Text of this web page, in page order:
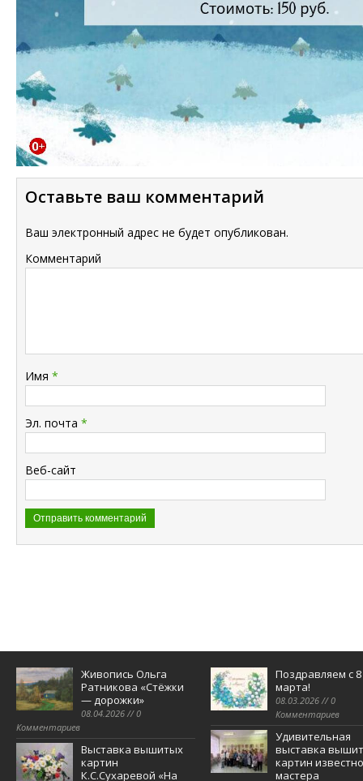
Оставьте ваш комментарий
Ваш электронный адрес не будет опубликован.
Комментарий
Имя *
Эл. почта *
Веб-сайт
Живопись Ольга
Ратникова «Стёжки
— дорожки»
08.04.2026 // 0
Комментариев
Выставка вышитых
картин
К.С.Сухаревой «На
Поздравляем с 8
марта!
08.03.2026 // 0
Комментариев
Удивительная
выставка
картин
мастера